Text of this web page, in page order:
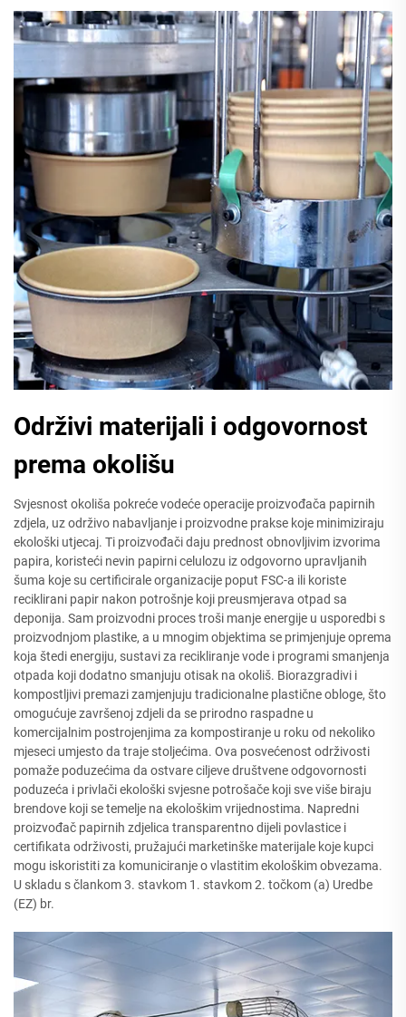
Održivi materijali i odgovornost
prema okolišu
Svjesnost okoliša pokreće vodeće operacije proizvođača papirnih
zdjela, uz održivo nabavljanje i proizvodne prakse koje minimiziraju
ekološki utjecaj. Ti proizvođači daju prednost obnovljivim izvorima
papira, koristeći nevin papirni celulozu iz odgovorno upravljanih
šuma koje su certificirale organizacije poput FSC-a ili koriste
reciklirani papir nakon potrošnje koji preusmjerava otpad sa
deponija. Sam proizvodni proces troši manje energije u usporedbi s
proizvodnjom plastike, a u mnogim objektima se primjenjuje oprema
koja štedi energiju, sustavi za recikliranje vode i programi smanjenja
otpada koji dodatno smanjuju otisak na okoliš. Biorazgradivi i
kompostljivi premazi zamjenjuju tradicionalne plastične obloge, što
omogućuje završenoj zdjeli da se prirodno raspadne u
komercijalnim postrojenjima za kompostiranje u roku od nekoliko
mjeseci umjesto da traje stoljećima. Ova posvećenost održivosti
pomaže poduzećima da ostvare ciljeve društvene odgovornosti
poduzeća i privlači ekološki svjesne potrošače koji sve više biraju
brendove koji se temelje na ekološkim vrijednostima. Napredni
proizvođač papirnih zdjelica transparentno dijeli povlastice i
certifikata održivosti, pružajući marketinške materijale koje kupci
mogu iskoristiti za komuniciranje o vlastitim ekološkim obvezama.
U skladu s člankom 3. stavkom 1. stavkom 2. točkom (a) Uredbe
(EZ) br.